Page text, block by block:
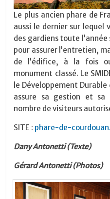
Le plus ancien phare de
aussi le dernier sur
des gardiens toute
pour assurer l’entretien,
de l’édifice, à la fois
monument classé. Le
le Développement
assure sa gestion et
nombre de visiteurs
SITE : phare-de-
Dany Antonetti (Texte)
Gérard Antonetti (Photos)